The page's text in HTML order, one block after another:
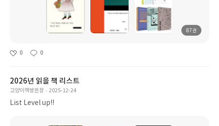
87권
0 0
2026년 읽을 책 리스트
고양이책방쥔장 2025-12-24
List Level up!!